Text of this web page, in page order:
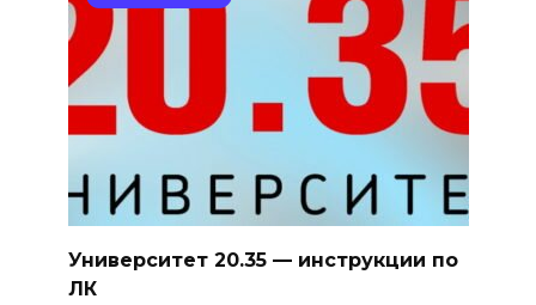
Университет 20.35 — инструкции по
ЛК